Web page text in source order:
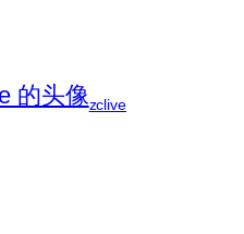
zclive